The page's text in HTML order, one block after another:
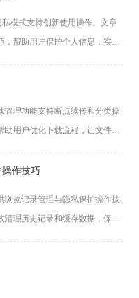
私模式支持创新使用操作。文章
，帮助用户保护个人信息，实现
管理功能支持断点续传和分类操
助用户优化下载流程，让文件传
作技巧
浏览记录管理与隐私保护操作技
清理历史记录和缓存数据，保障